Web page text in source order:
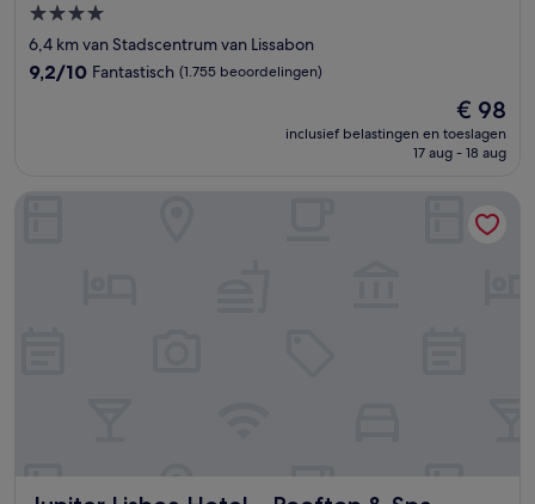
4.0-
sterrenaccommodatie
6,4 km van Stadscentrum van Lissabon
9.2
9,2/10 Fantastisch (1.755 beoordelingen)
De
prijs
is
€ 98
inclusief belastingen en toeslagen
17 aug - 18 aug